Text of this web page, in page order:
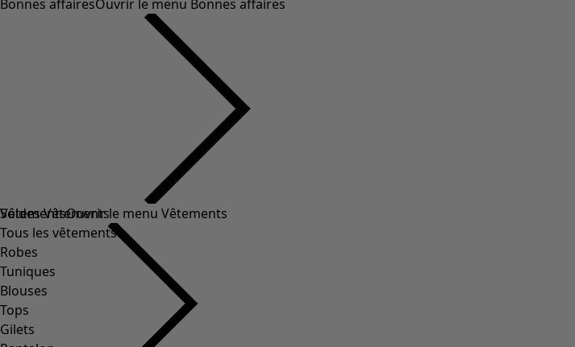
Bonnes affairesOuvrir le menu Bonnes affaires
Soldes Vêtements
Tous les vêtements
Robes
Tuniques
Blouses
Tops
Gilets
VêtementsOuvrir le menu Vêtements